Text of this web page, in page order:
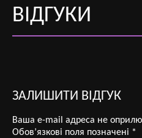
ВІДГУКИ
ЗАЛИШИТИ ВІДГУК
Ваша e-mail адреса не
Обов’язкові поля позначені *